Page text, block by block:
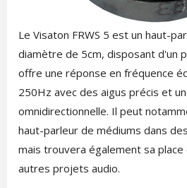
Le Visaton FRWS 5 est un haut-
diamètre de 5cm, disposant d'un
offre une réponse en fréquence
250Hz avec des aigus précis et
omnidirectionnelle. Il peut
haut-parleur de médiums dans
mais trouvera également sa
autres projets audio.